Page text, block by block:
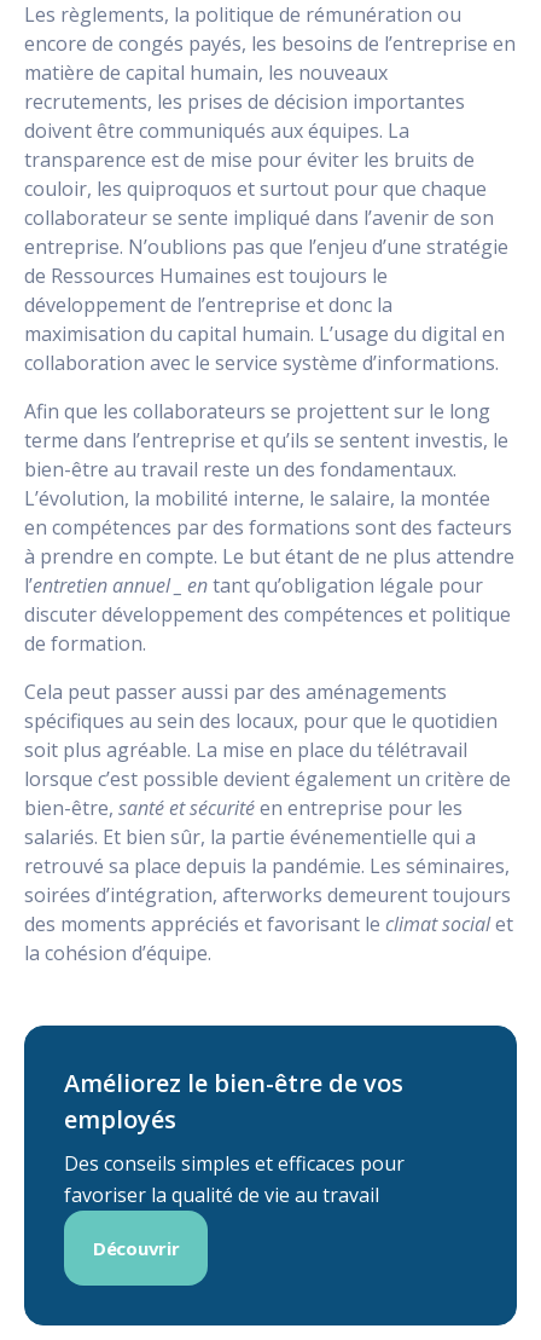
Les règlements, la politique de rémunération ou
encore de congés payés, les besoins de l’entreprise en
matière de capital humain, les nouveaux
recrutements, les prises de décision importantes
doivent être communiqués aux équipes. La
transparence est de mise pour éviter les bruits de
couloir, les quiproquos et surtout pour que chaque
collaborateur se sente impliqué dans l’avenir de son
entreprise. N’oublions pas que l’enjeu d’une stratégie
de Ressources Humaines est toujours le
développement de l’entreprise et donc la
maximisation du capital humain. L’usage du digital en
collaboration avec le service système d’informations.
Afin que les collaborateurs se projettent sur le long
terme dans l’entreprise et qu’ils se sentent investis, le
bien-être au travail reste un des fondamentaux.
L’évolution, la mobilité interne, le salaire, la montée
en compétences par des formations sont des facteurs
à prendre en compte. Le but étant de ne plus attendre
l’entretien annuel _ entant qu’obligation légale pour
discuter développement des compétences et politique
de formation.
Cela peut passer aussi par des aménagements
spécifiques au sein des locaux, pour que le quotidien
soit plus agréable. La mise en place du télétravail
lorsque c’est possible devient également un critère de
bien-être, santé et sécuritéen entreprise pour les
salariés. Et bien sûr, la partie événementielle qui a
retrouvé sa place depuis la pandémie. Les séminaires,
soirées d’intégration, afterworks demeurent toujours
des moments appréciés et favorisant le climat socialet
la cohésion d’équipe.
Améliorez le bien-être de vos
employés
Des conseils simples et efficaces pour
favoriser la qualité de vie au travail
Découvrir